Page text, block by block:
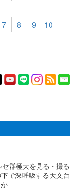
7 8 9
10
セ群極大を見る・撮る
で深呼吸する天文台